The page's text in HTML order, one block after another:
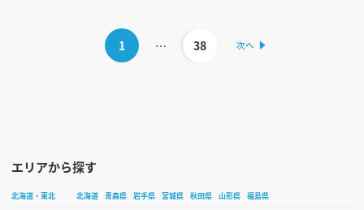
1 … 38
エリアから探す
北海道・東北 北海道 青森県 岩手県 宮城県 秋田県 山形県
福島県